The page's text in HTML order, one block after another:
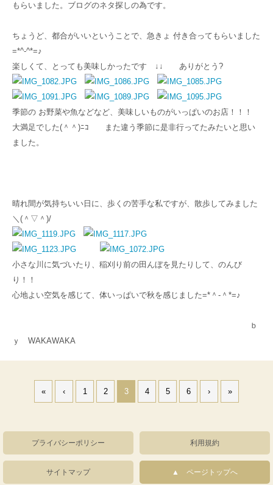
もらいました。ブログのネタ探しの為です。
ちょうど、都合がいいということで、急きょ 付き合ってもらいました
=*^-^*=♪
楽しくて、とっても美味しかったです ↓↓ ありがとう?
季節の お野菜や魚などなど、美味しいものがいっぱいのお店！！！
大満足でした(＾＾)ﾆｺ また違う季節に是非行ってたみたいと思い
ました。
晴れ間が気持ちいい日に、歩くの苦手な私ですが、散歩してみました
＼(＾▽＾)/
小さな川に気づいたり、稲刈り前の田んぼを見たりして、のんび
り！！
心地よい空気を感じて、体いっぱいで秋を感じました=*＾-＾*=♪
ｂ
ｙ WAKAWAKA
« ‹ 1 2 3 4 5 6 › »
プライバシーポリシー 利用規約
サイトマップ ページトップへ